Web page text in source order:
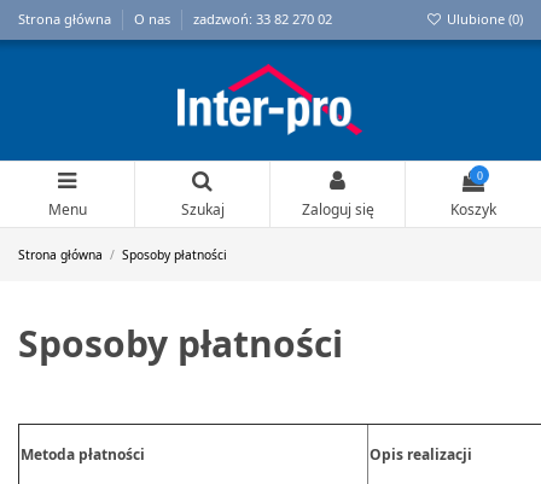
Strona główna O nas zadzwoń: 33 82 270 02 Ulubione (0)
Menu Szukaj Zaloguj się
0
Koszyk
Strona główna Sposoby płatności
Sposoby płatności
Metoda płatności Opis realizacji